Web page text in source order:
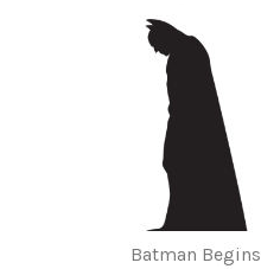
Batman Begins